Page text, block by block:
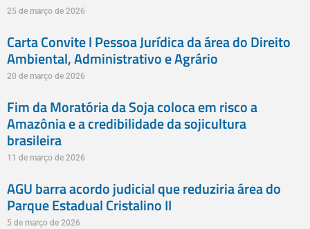
25 de março de 2026
Carta Convite l Pessoa Jurídica da área do Direito
Ambiental, Administrativo e Agrário
20 de março de 2026
Fim da Moratória da Soja coloca em risco a
Amazônia e a credibilidade da sojicultura
brasileira
11 de março de 2026
AGU barra acordo judicial que reduziria área do
Parque Estadual Cristalino II
5 de março de 2026